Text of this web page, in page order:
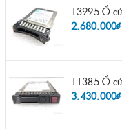
2.680.000₫
3.430.000₫